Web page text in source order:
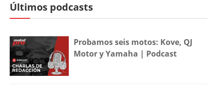
Últimos podcasts
Probamos seis motos: Kove, QJ
Motor y Yamaha | Podcast